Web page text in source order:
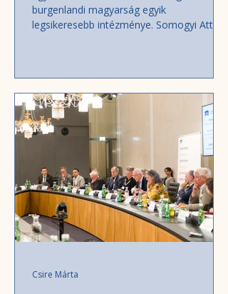
burgenlandi magyarság egyik
legsikeresebb intézménye. Somogyi Attila,
támogatások elosztásáról, a magyar nyelv
oktatásának kihívásairól, a burgenlandi
magyar média helyzetéről, valamint arról,
miért csak elhivatottsággal lehet ma
közösséget építeni Ausztriában
Csire Márta